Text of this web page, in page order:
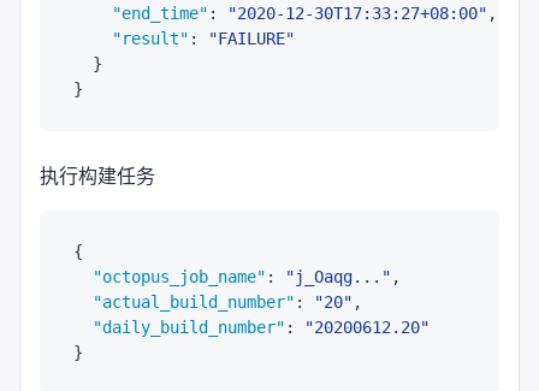
"end_time" : "2020-12-30T17:33:27+08:00" ,
"result" :
"FAILURE"
}
}
执行构建任务
{
"octopus_job_name" : "j_Oaqg..." ,
"actual_build_number" : "20" ,
"daily_build_number" :
"20200612.20"
}